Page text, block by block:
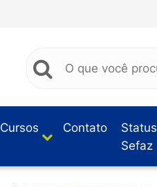
Cursos Contato
Status
Sefaz